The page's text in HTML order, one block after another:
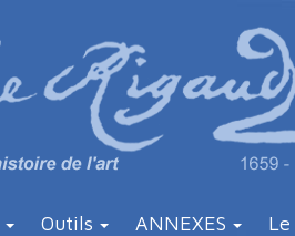
Outils ANNEXES